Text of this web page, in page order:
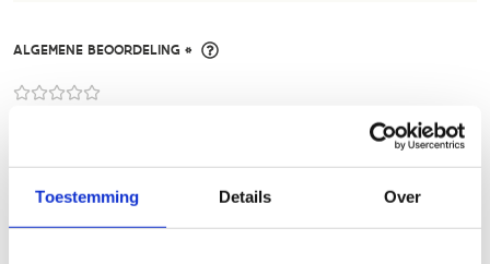
Toestemming Details Over
ALGEMENE BEOORDELING *